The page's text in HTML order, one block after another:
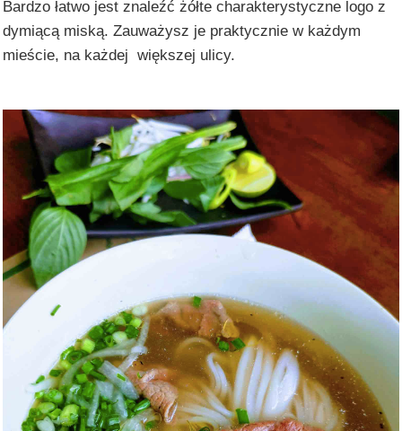
Bardzo łatwo jest znaleźć żółte charakterystyczne logo z
dymiącą miską. Zauważysz je praktycznie w każdym
mieście, na każdej większej ulicy.